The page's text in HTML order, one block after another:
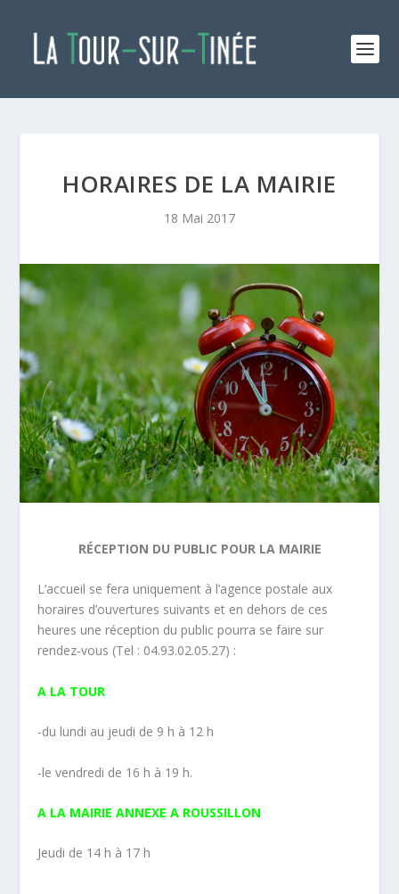
HORAIRES DE LA MAIRIE
18 Mai 2017
RÉCEPTION DU PUBLIC POUR LA MAIRIE
L’accueil se fera uniquement à l’agence postale aux
horaires d’ouvertures suivants et en dehors de ces
heures une réception du public pourra se faire sur
rendez-vous (Tel : 04.93.02.05.27) :
A LA TOUR
-du lundi au jeudi de 9 h à 12 h
-le vendredi de 16 h à 19 h.
A LA MAIRIE ANNEXE A ROUSSILLON
Jeudi de 14 h à 17 h